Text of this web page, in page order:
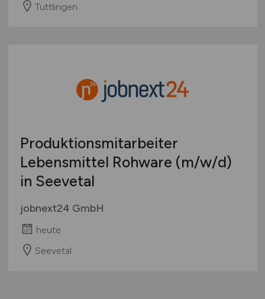
Tuttlingen
Produktionsmitarbeiter
Lebensmittel Rohware (m/w/d)
in Seevetal
jobnext24 GmbH
heute
Seevetal